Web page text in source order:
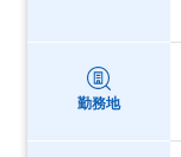
勤務地